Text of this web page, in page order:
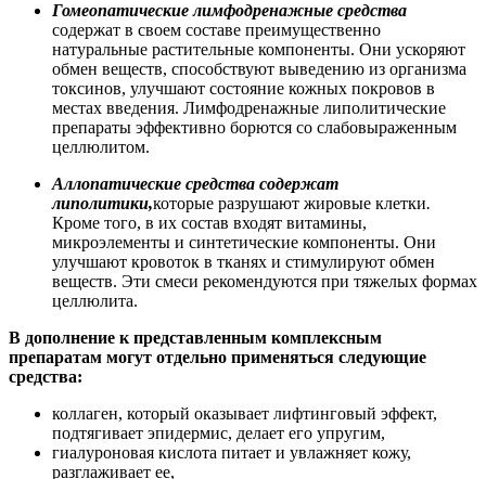
Гомеопатические лимфодренажные средства
содержат в своем составе преимущественно
натуральные растительные компоненты. Они ускоряют
обмен веществ, способствуют выведению из организма
токсинов, улучшают состояние кожных покровов в
местах введения. Лимфодренажные липолитические
препараты эффективно борются со слабовыраженным
целлюлитом.
Аллопатические средства содержат
липолитики,которые разрушают жировые клетки.
Кроме того, в их состав входят витамины,
микроэлементы и синтетические компоненты. Они
улучшают кровоток в тканях и стимулируют обмен
веществ. Эти смеси рекомендуются при тяжелых формах
целлюлита.
В дополнение к представленным комплексным
препаратам могут отдельно применяться следующие
средства:
коллаген, который оказывает лифтинговый эффект,
подтягивает эпидермис, делает его упругим,
гиалуроновая кислота питает и увлажняет кожу,
разглаживает ее,